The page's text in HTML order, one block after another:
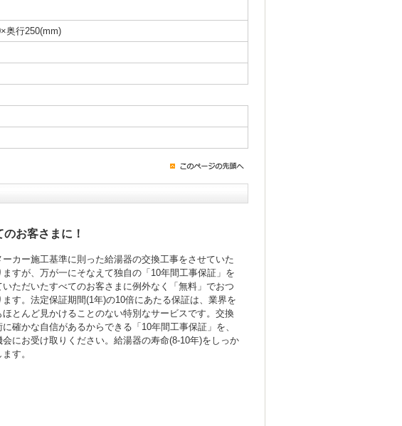
奥行250(mm)
お客さまに！
ーカー施工基準に則った給湯器の交換工事をさせていた
ますが、万が一にそなえて独自の「10年間工事保証」を
いただいたすべてのお客さまに例外なく「無料」でおつ
ます。法定保証期間(1年)の10倍にあたる保証は、業界を
ほとんど見かけることのない特別なサービスです。交換
確かな自信があるからできる「10年間工事保証」を、
会にお受け取りください。給湯器の寿命(8-10年)をしっか
す。